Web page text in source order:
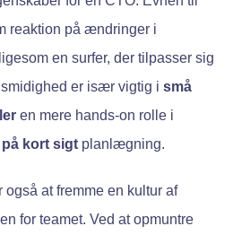
reaktion på ændringer i
en surfer, der tilpasser sig
er især vigtig i små
en mere hands-on rolle i
på kort sigt planlægning.
at fremme en kultur af
for teamet. Ved at opmuntre